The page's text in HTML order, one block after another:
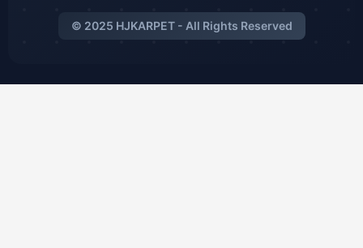
© 2025 HJKARPET - All Rights Reserved